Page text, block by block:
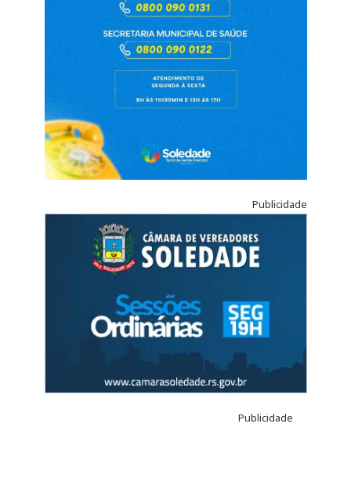
Publicidade
Publicidade